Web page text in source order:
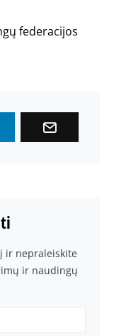
federacijos
ir nepraleiskite
ir naudingų